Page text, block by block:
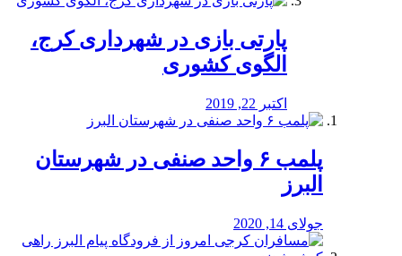
پارتی بازی در شهرداری کرج،
الگوی کشوری
اکتبر 22, 2019
پلمب ۶ واحد صنفی در شهرستان
البرز
جولای 14, 2020